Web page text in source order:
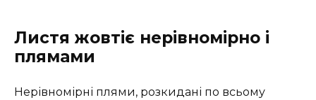
Листя жовтіє нерівномірно і
плямами
Нерівномірні плями, розкидані по всьому